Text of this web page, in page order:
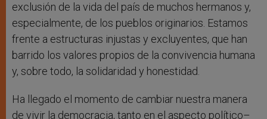
exclusión de la vida del país de muchos hermanos y,
especialmente, de los pueblos originarios. Estamos
frente a estructuras injustas y excluyentes, que han
barrido los valores propios de la convivencia humana
y, sobre todo, la solidaridad y honestidad.
Ha llegado el momento de cambiar nuestra manera
de vivir la democracia, tanto en el aspecto político–